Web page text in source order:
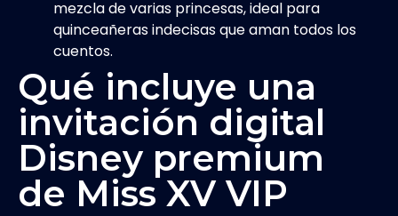
mezcla de varias princesas, ideal para
quinceañeras indecisas que aman todos los
cuentos.
Qué incluye una
invitación digital
Disney premium
de Miss XV VIP